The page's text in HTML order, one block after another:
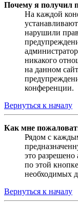
Почему я получил
На каждой
нарушили
никакого
на данном
конференции.
Вернуться к началу
Как мне
Рядом с
это
по этой
необходимых
Вернуться к началу